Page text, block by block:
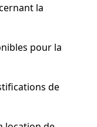
la
pour la
de